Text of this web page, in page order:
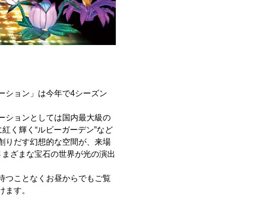
ション」は今年で4シーズン
ションとしては国内最大級の
く輝く“ルビーガーデン”など
りだす幻想的な空間が、来場
ざまな宝石の世界が光の演出
つことなくお昼からでもご覧
す。